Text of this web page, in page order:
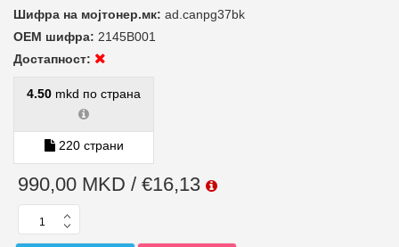
Шифра на мојтонер.мк: ad.canpg37bk
ОЕМ шифра: 2145B001
Достапност:
4.50 mkd по страна
220 страни
990,00 MKD / €16,13